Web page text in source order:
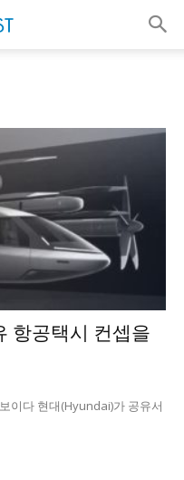
항공택시 컨셉을
이다 현대(Hyundai)가 공유서